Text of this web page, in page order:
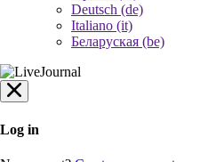
Deutsch (de)
Italiano (it)
Беларуская (be)
Log in